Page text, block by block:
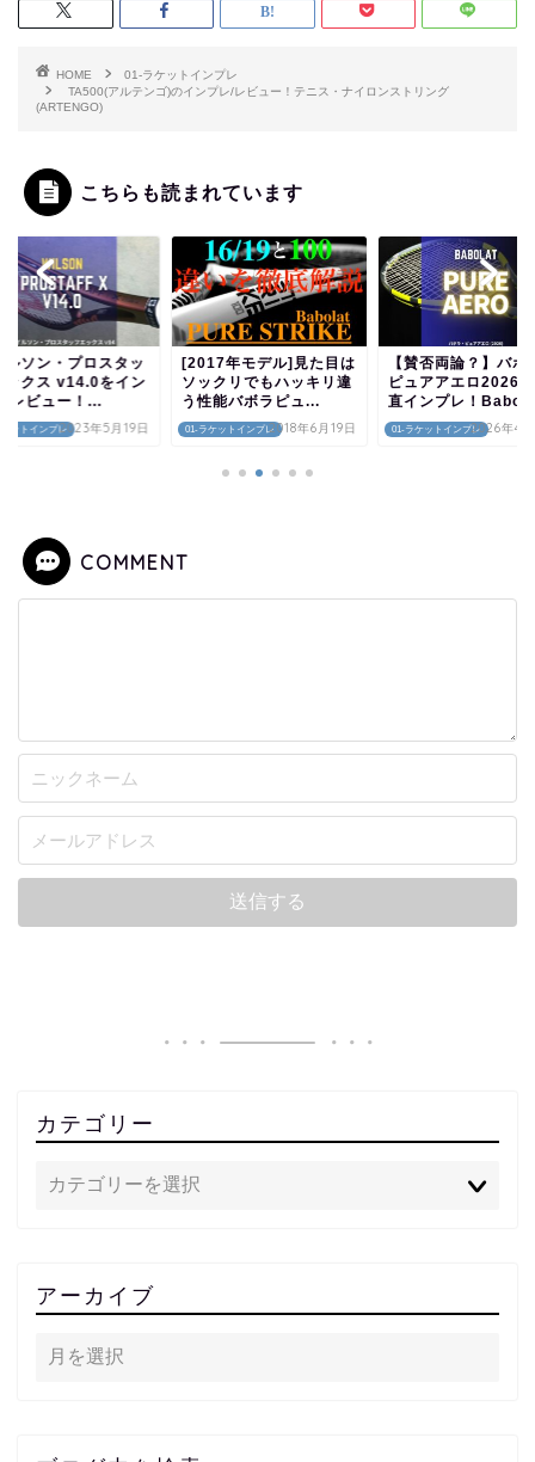
HOME
01-ラケットインプレ
TA500(アルテンゴ)のインプレ/レビュー！テニス・ナイロンストリング
(ARTENGO)
こちらも読まれています
ットインプレ
ルソン・プロスタッ
ックス v14.0をイン
/レビュー！...
2023年5月19日 01-ラケットインプレ
[2017年モデル]見た目は
ソックリでもハッキリ違
う性能バボラピュ...
2018年6月19日 01-ラケットインプレ
【賛否両論？】バボ
ピュアアエロ2026
直インプレ！Babo...
2026年4
COMMENT
カテゴリー
アーカイブ